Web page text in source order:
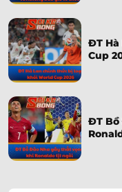
ĐT
Cup
ĐT